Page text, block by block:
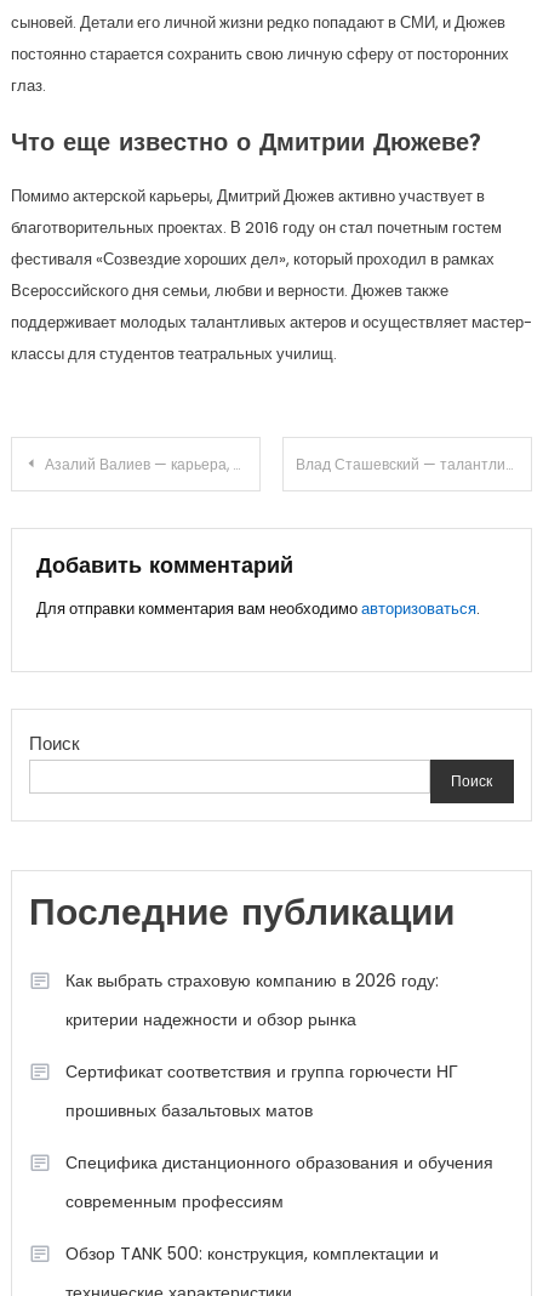
сыновей. Детали его личной жизни редко попадают в СМИ, и Дюжев
постоянно старается сохранить свою личную сферу от посторонних
глаз.
Что еще известно о Дмитрии Дюжеве?
Помимо актерской карьеры, Дмитрий Дюжев активно участвует в
благотворительных проектах. В 2016 году он стал почетным гостем
фестиваля «Созвездие хороших дел», который проходил в рамках
Всероссийского дня семьи, любви и верности. Дюжев также
поддерживает молодых талантливых актеров и осуществляет мастер-
классы для студентов театральных училищ.
Навигация
по
записям
Азалий Валиев — карьера, достижения, жизнь и главные события Влад Сташевский — талантливый музыкант и певец, чья биография и личная жизнь вдохновляют!
Добавить комментарий
Для отправки комментария вам необходимоавторизоваться.
Поиск
Поиск
Последние публикации
Как выбрать страховую компанию в 2026 году:
критерии надежности и обзор рынка
Сертификат соответствия и группа горючести НГ
прошивных базальтовых матов
Специфика дистанционного образования и обучения
современным профессиям
Обзор TANK 500: конструкция, комплектации и